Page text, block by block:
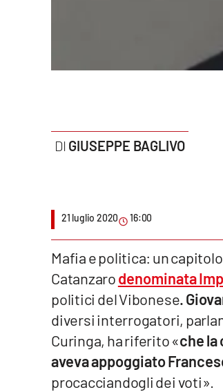
Parchi Marini Calabria
Imprese Di Calabria
Venti di comunicazione
Streaming
LaC Network
GIUSEPPE BAGLIVO
21 luglio 2020 16:00
Mafia e politica: un
Catanzarodenominata
politici del Vibonese.
diversi interrogatori,
Curinga, ha riferito «che
aveva appoggiato
procacciandogli dei voti».